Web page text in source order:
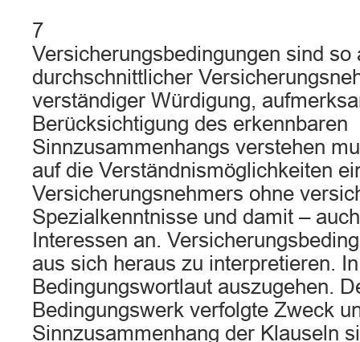
7
Versicherungsbedingungen sind so
durchschnittlicher
verständiger Würdigung,
Berücksichtigung des erkennbaren
Sinnzusammenhangs verstehen
auf die Verständnismöglichkeiten
Versicherungsnehmers ohne
Spezialkenntnisse und damit –
Interessen an.
aus sich heraus zu interpretieren.
Bedingungswortlaut auszugehen.
Bedingungswerk verfolgte Zweck
Sinnzusammenhang der Klauseln